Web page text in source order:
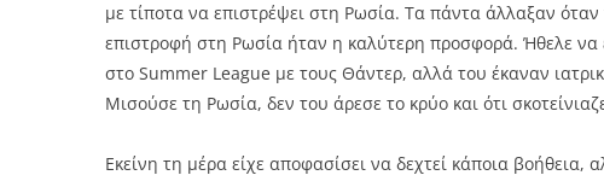
με τίποτα να επιστρέψει στη Ρωσία. Τα πάντα άλλαξαν
επιστροφή στη Ρωσία ήταν η καλύτερη προσφορά. Ήθελε να
στο Summer League με τους Θάντερ, αλλά του έκαναν
Μισούσε τη Ρωσία, δεν του άρεσε το κρύο και ότι
Εκείνη τη μέρα είχε αποφασίσει να δεχτεί κάποια βοήθεια,